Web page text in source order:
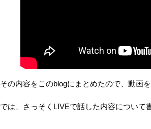
その内容をこのblogにまとめたので、動画
では、さっそくLIVEで話した内容について